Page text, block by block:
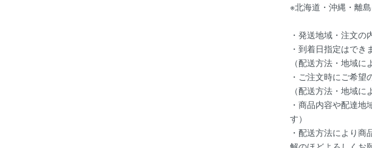
※北海道・沖縄・離
・発送地域・注文
・到着日指定はでき
（配送方法・地域
・ご注文時にご希
（配送方法・地域
・商品内容や配達
す）
・配送方法により